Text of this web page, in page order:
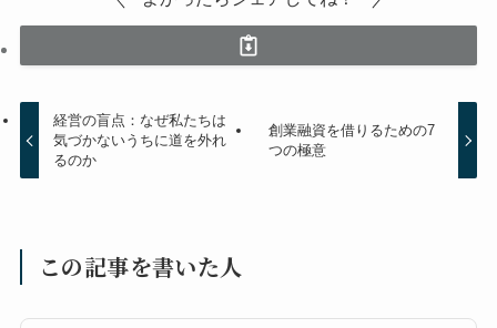
経営の盲点：なぜ私たちは
気づかないうちに道を外れ
るのか
創業融資を借りるための7
つの極意
この記事を書いた人